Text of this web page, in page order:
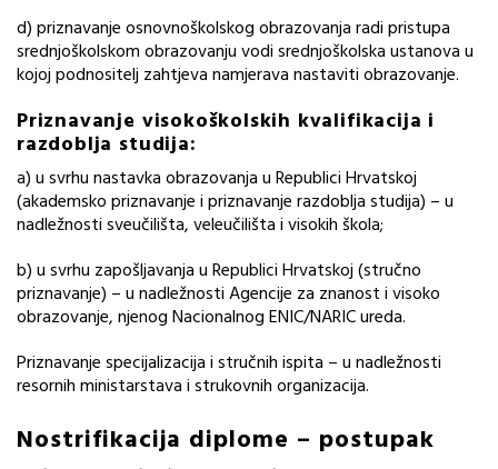
d) priznavanje osnovnoškolskog obrazovanja radi pristupa
srednjoškolskom obrazovanju vodi srednjoškolska ustanova u
kojoj podnositelj zahtjeva namjerava nastaviti obrazovanje.
Priznavanje visokoškolskih kvalifikacija i
razdoblja studija:
a) u svrhu nastavka obrazovanja u Republici Hrvatskoj
(akademsko priznavanje i priznavanje razdoblja studija) – u
nadležnosti sveučilišta, veleučilišta i visokih škola;
b) u svrhu zapošljavanja u Republici Hrvatskoj (stručno
priznavanje) – u nadležnosti Agencije za znanost i visoko
obrazovanje, njenog Nacionalnog ENIC/NARIC ureda.
Priznavanje specijalizacija i stručnih ispita – u nadležnosti
resornih ministarstava i strukovnih organizacija.
Nostrifikacija diplome – postupak